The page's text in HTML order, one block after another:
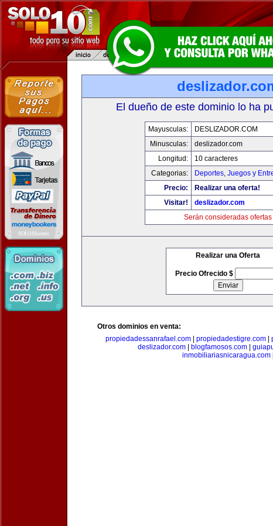
El dueño de este dominio lo ha
Mayusculas:
DESLIZADOR.COM
Minusculas:
deslizador.com
Longitud:
10 caracteres
Categorias:
Deportes, Juegos y
Precio:
Realizar una oferta!
Visitar!
deslizador.com
Serán consideradas ofertas
Realizar una Oferta
Precio Ofrecido $
Otros dominios en venta:
propiedadessanrafael.com
propiedadestigre.com
deslizador.com| blogfamosos.com|
inmobiliariasnicaragua.com|